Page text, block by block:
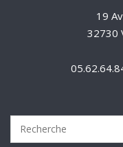
19
32730